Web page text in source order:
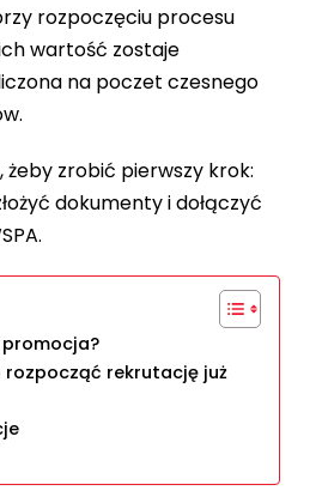
rozpoczęciu procesu
wartość zostaje
na poczet czesnego
zrobić pierwszy krok:
dokumenty i dołączyć
rekrutację już